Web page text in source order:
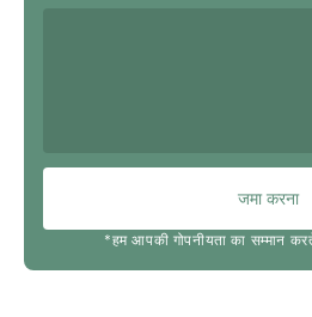
जमा करना
*हम आपकी गोपनीयता का सम्मान